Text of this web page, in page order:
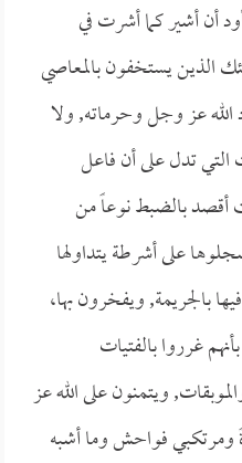
أن أشير كما أشرت في
الذين يستخفون بالمعاصي
عز وجل وحرماته, ولا
تدل على أن فاعل
أقصد بالضبط نوعاً من
على أشرطة يتداولها
بالجريمة, ويفخرون بها،
غرروا بالفتيات
ويتمنون على الله عز
فواحش وما أشبه